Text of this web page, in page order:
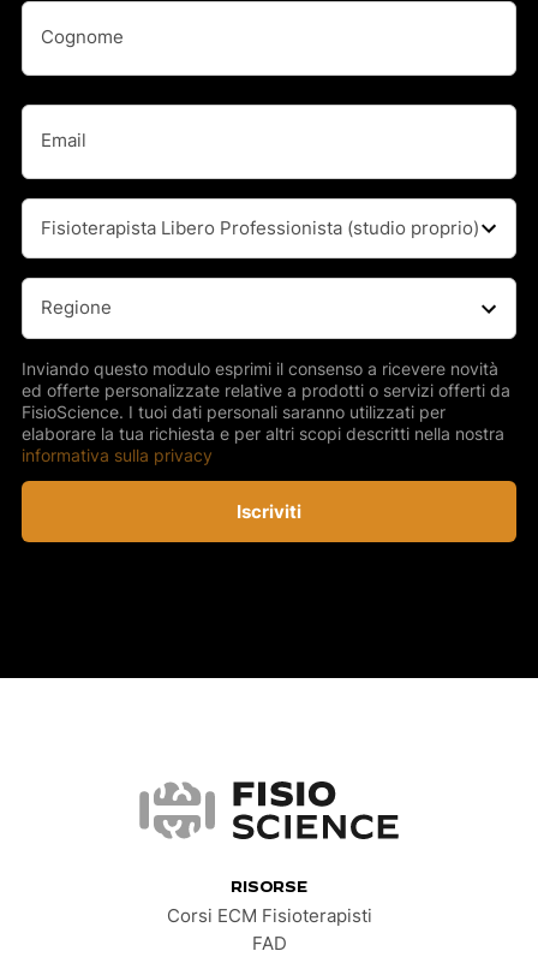
Nome
Email
Professione
Regione
Inviando questo modulo esprimi il consenso a ricevere novità
ed offerte personalizzate relative a prodotti o servizi offerti da
FisioScience. I tuoi dati personali saranno utilizzati per
elaborare la tua richiesta e per altri scopi descritti nella nostra
informativa sulla privacy
Iscriviti
FisioScience
RISORSE
Corsi ECM Fisioterapisti
FAD